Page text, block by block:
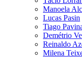
Manoela
Lucas Pasin
Tiago
Demétrio
Reinaldo
Milena